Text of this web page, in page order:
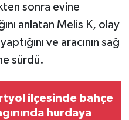
sonra evine
anlatan Melis K, olay
ve aracının sağ
sürdü.
ilçesinde bahçe
hurdaya